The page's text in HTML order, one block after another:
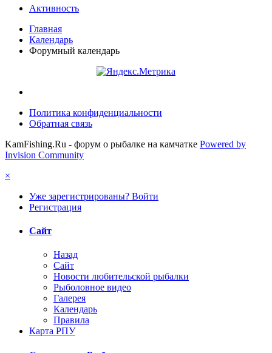
Активность
Главная
Календарь
Форумный календарь
Политика конфиденциальности
Обратная связь
KamFishing.Ru - форум о рыбалке на камчатке Powered by
Invision Community
×
Уже зарегистрированы? Войти
Регистрация
Сайт
Назад
Сайт
Новости любительской рыбалки
Рыболовное видео
Галерея
Календарь
Правила
Карта РПУ